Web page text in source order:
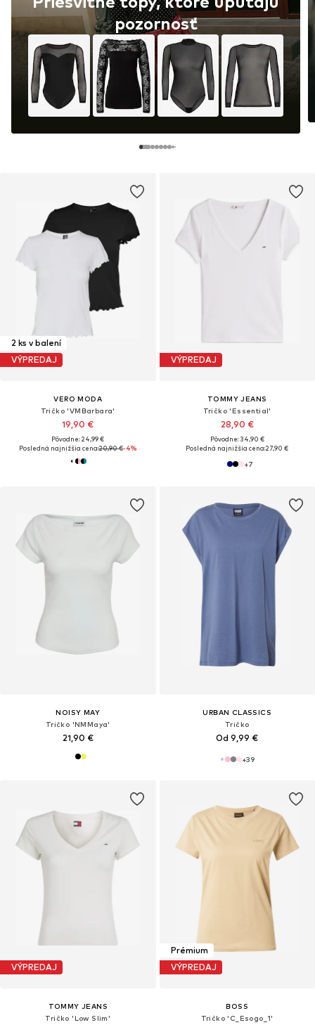
pozornosť
2 ks v balení
VÝPREDAJ
VERO MODA
Tričko 'VMBarbara'
19,90 €
Pôvodne: 24,99 €
Posledná najnižšia cena:20,90 €-4%
VÝPREDAJ
TOMMY JEANS
Tričko 'Essential'
28,90 €
Pôvodne: 34,90 €
Posledná najnižšia cena:27,90 €
+7
NOISY MAY
Tričko 'NMMaya'
21,90 €
URBAN CLASSICS
Tričko
Od 9,99 €
+39
VÝPREDAJ
TOMMY JEANS
Tričko 'Low Slim'
Prémium
VÝPREDAJ
BOSS
Tričko 'C_Esogo_1'